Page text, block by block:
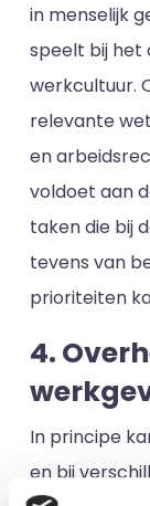
in menselijk
speelt bij het
werkcultuur.
relevante
en
voldoet aan
taken die bij
tevens van
prioriteiten
4.
In principe
en bij